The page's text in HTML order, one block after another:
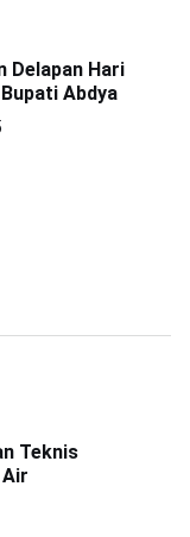
Delapan Hari
Abdya
Teknis